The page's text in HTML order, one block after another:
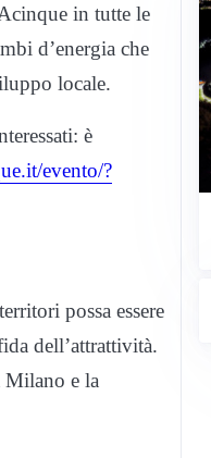
in tutte le
d’energia che
locale.
è
it/evento/?
possa essere
dell’attrattività.
Milano e la